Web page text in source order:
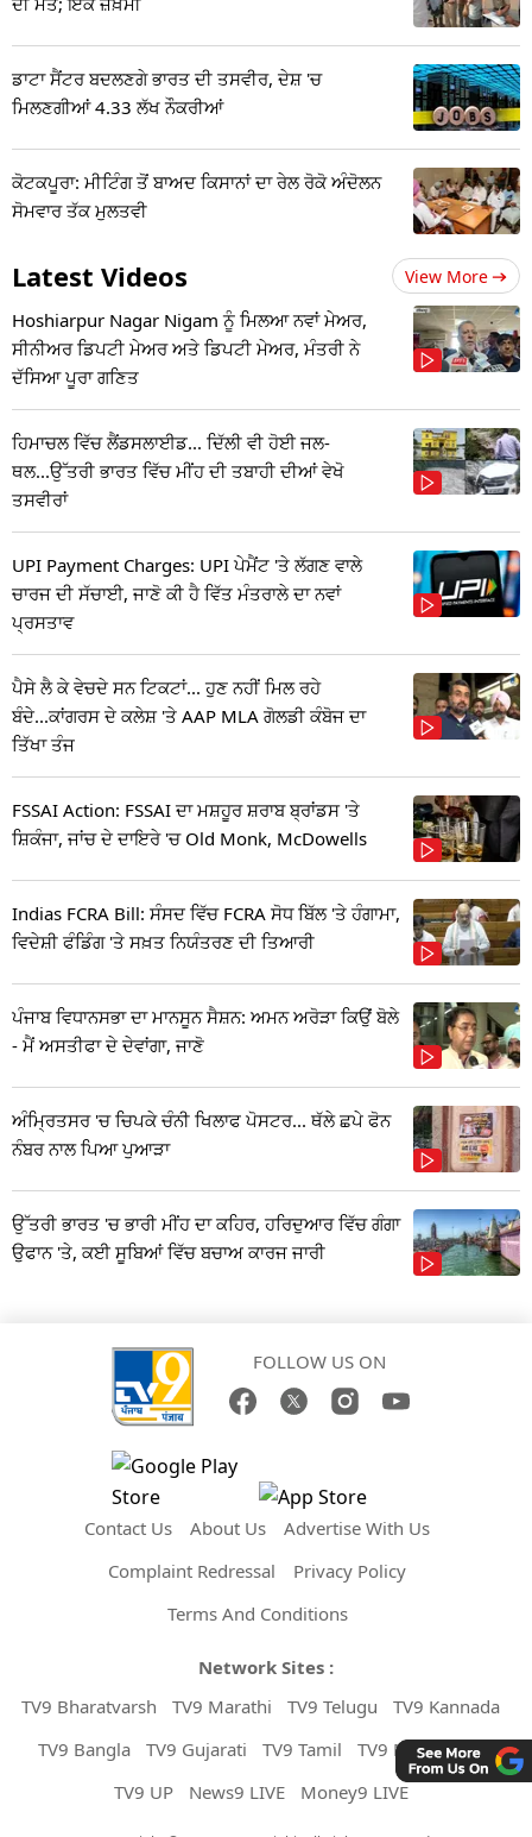
ਡਾਟਾ ਸੈਂਟਰ ਬਦਲਣਗੇ ਭਾਰਤ ਦੀ ਤਸਵੀਰ, ਦੇਸ਼ 'ਚ
ਮਿਲਣਗੀਆਂ 4.33 ਲੱਖ ਨੌਕਰੀਆਂ
ਕੋਟਕਪੂਰਾ: ਮੀਟਿੰਗ ਤੋਂ ਬਾਅਦ ਕਿਸਾਨਾਂ ਦਾ ਰੇਲ ਰੋਕੋ ਅੰਦੋਲਨ
ਸੋਮਵਾਰ ਤੱਕ ਮੁਲਤਵੀ
Latest Videos View More
Hoshiarpur Nagar Nigam ਨੂੰ ਮਿਲਆ ਨਵਾਂ ਮੇਅਰ,
ਸੀਨੀਅਰ ਡਿਪਟੀ ਮੇਅਰ ਅਤੇ ਡਿਪਟੀ ਮੇਅਰ, ਮੰਤਰੀ ਨੇ
ਦੱਸਿਆ ਪੂਰਾ ਗਣਿਤ
ਹਿਮਾਚਲ ਵਿੱਚ ਲੈਂਡਸਲਾਈਡ... ਦਿੱਲੀ ਵੀ ਹੋਈ ਜਲ-
ਥਲ...ਉੱਤਰੀ ਭਾਰਤ ਵਿੱਚ ਮੀਂਹ ਦੀ ਤਬਾਹੀ ਦੀਆਂ ਵੇਖੋ
ਤਸਵੀਰਾਂ
UPI Payment Charges: UPI ਪੇਮੈਂਟ 'ਤੇ ਲੱਗਣ ਵਾਲੇ
ਚਾਰਜ ਦੀ ਸੱਚਾਈ, ਜਾਣੋ ਕੀ ਹੈ ਵਿੱਤ ਮੰਤਰਾਲੇ ਦਾ ਨਵਾਂ
ਪ੍ਰਸਤਾਵ
ਪੈਸੇ ਲੈ ਕੇ ਵੇਚਦੇ ਸਨ ਟਿਕਟਾਂ... ਹੁਣ ਨਹੀਂ ਮਿਲ ਰਹੇ
ਬੰਦੇ...ਕਾਂਗਰਸ ਦੇ ਕਲੇਸ਼ 'ਤੇ AAP MLA ਗੋਲਡੀ ਕੰਬੋਜ ਦਾ
ਤਿੱਖਾ ਤੰਜ
FSSAI Action: FSSAI ਦਾ ਮਸ਼ਹੂਰ ਸ਼ਰਾਬ ਬ੍ਰਾਂਡਸ 'ਤੇ
ਸ਼ਿਕੰਜਾ, ਜਾਂਚ ਦੇ ਦਾਇਰੇ 'ਚ Old Monk, McDowells
Indias FCRA Bill: ਸੰਸਦ ਵਿੱਚ FCRA ਸੋਧ ਬਿੱਲ 'ਤੇ ਹੰਗਾਮਾ,
ਵਿਦੇਸ਼ੀ ਫੰਡਿੰਗ 'ਤੇ ਸਖ਼ਤ ਨਿਯੰਤਰਣ ਦੀ ਤਿਆਰੀ
ਪੰਜਾਬ ਵਿਧਾਨਸਭਾ ਦਾ ਮਾਨਸੂਨ ਸੈਸ਼ਨ: ਅਮਨ ਅਰੋੜਾ ਕਿਉਂ ਬੋਲੇ
- ਮੈਂ ਅਸਤੀਫਾ ਦੇ ਦੇਵਾਂਗਾ, ਜਾਣੋ
ਅੰਮ੍ਰਿਤਸਰ 'ਚ ਚਿਪਕੇ ਚੰਨੀ ਖਿਲਾਫ ਪੋਸਟਰ... ਥੱਲੇ ਛਪੇ ਫੋਨ
ਨੰਬਰ ਨਾਲ ਪਿਆ ਪੁਆੜਾ
ਉੱਤਰੀ ਭਾਰਤ 'ਚ ਭਾਰੀ ਮੀਂਹ ਦਾ ਕਹਿਰ, ਹਰਿਦੁਆਰ ਵਿੱਚ ਗੰਗਾ
ਉਫਾਨ 'ਤੇ, ਕਈ ਸੂਬਿਆਂ ਵਿੱਚ ਬਚਾਅ ਕਾਰਜ ਜਾਰੀ
FOLLOW US ON
Contact Us About Us
Advertise With Us
Complaint Redressal
Privacy Policy
Terms And Conditions
Network Sites :
TV9 Bharatvarsh
TV9 Marathi TV9 Telugu
TV9 Kannada
TV9 Bangla
TV9 Gujarati TV9 Tamil
TV9 Malayalam
TV9 UP
News9 LIVE Money9 LIVE